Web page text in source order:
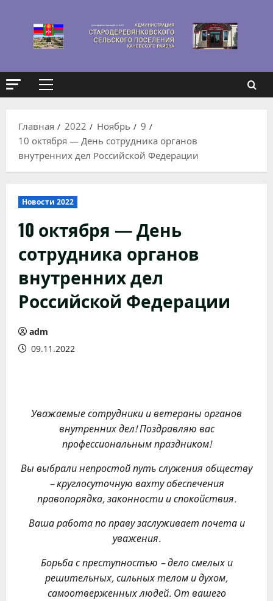
содержимому
Основное
Главная
2022 Ноябрь
9
10 октября — День сотрудника органов
внутренних дел Российской Федерации
Новости 2022
10 октября — День
сотрудника органов
внутренних дел
Российской Федерации
adm
09.11.2022
Уважаемые сотрудники и ветераны органов
внутренних дел! Поздравляю вас
профессиональным праздником!
Вы выбрали непростой путь служения обществу
– круглосуточную вахту обеспечения
правопорядка, законности и спокойствия.
Ваша работа по праву заслуживает почета и
уважения.
Борьба с преступностью – дело смелых и
решительных, сильных телом и духом,
самоотверженных людей. От вашего